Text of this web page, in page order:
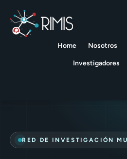
Home Nosotros
Investigadores
RED DE INVESTIGACIÓN